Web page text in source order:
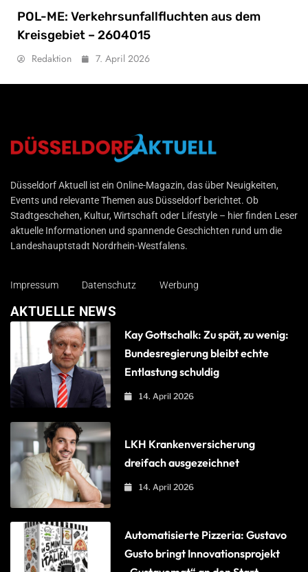
POL-ME: Verkehrsunfallfluchten aus dem
Kreisgebiet – 2604015
Redaktion 7. April 2026
Düsseldorf Aktuell
Düsseldorf Aktuell ist ein Online-Magazin, das über Neuigkeiten,
Events und relevante Themen aus Düsseldorf berichtet. Ob
Stadtgeschehen, Kultur, Wirtschaft oder Lifestyle – hier finden Leser
aktuelle Informationen und spannende Geschichten rund um die
Landeshauptstadt Nordrhein-Westfalens.
Impressum Datenschutz Werbung
AKTUELLE NEWS
Kay Gottschalk: Zu spät, zu wenig:
Bundesregierung bleibt echte
Entlastung schuldig
14. April 2026
LKH Krankenversicherung
dreifach ausgezeichnet
14. April 2026
Automatisierte Pizzeria: Gustavo
Gusto bringt Innovationsprojekt